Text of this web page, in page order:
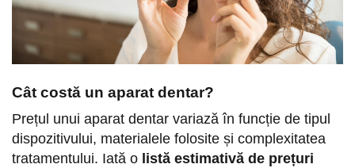
Cât costă un aparat dentar?
Prețul unui aparat dentar variază în funcție de tipul
dispozitivului, materialele folosite și complexitatea
tratamentului. Iată o listă estimativă de prețuri